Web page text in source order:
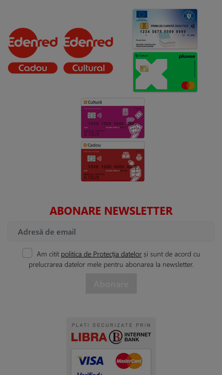
ABONARE NEWSLETTER
Am citit politica de Protecția datelor și sunt de acord cu
prelucrarea datelor mele pentru abonarea la newsletter.